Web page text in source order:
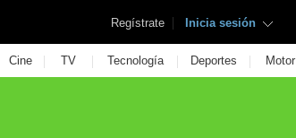
Regístrate | Inicia sesión
Cine | TV | Tecnología | Deportes | Motor